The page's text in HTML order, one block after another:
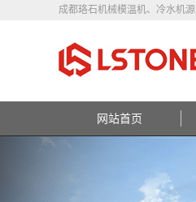
成都珞石机械模温机、冷水机源
网站首页